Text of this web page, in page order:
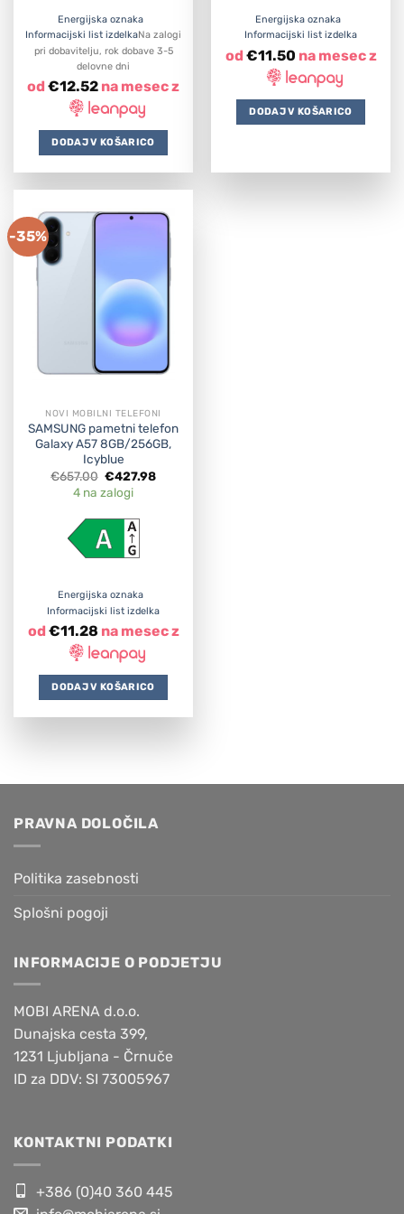
Energijska oznaka
Informacijski list izdelkaNa zalogi
pri dobavitelju, rok dobave 3-5
delovne dni
od €12.52 na mesec z
DODAJ V KOŠARICO
Energijska oznaka
Informacijski list izdelka
od €11.50 na mesec z
DODAJ V KOŠARICO
-35%
NOVI MOBILNI TELEFONI
SAMSUNG pametni telefon
Galaxy A57 8GB/256GB,
Icyblue
€657.00 Original
price
was:
€427.98Current
4 na zalogi
Energijska oznaka
Informacijski list izdelka
od €11.28 na mesec z
DODAJ V KOŠARICO
PRAVNA DOLOČILA
Politika zasebnosti
Splošni pogoji
INFORMACIJE O PODJETJU
MOBI ARENA d.o.o.
Dunajska cesta 399,
1231 Ljubljana - Črnuče
ID za DDV: SI 73005967
KONTAKTNI PODATKI
+386 (0)40 360 445